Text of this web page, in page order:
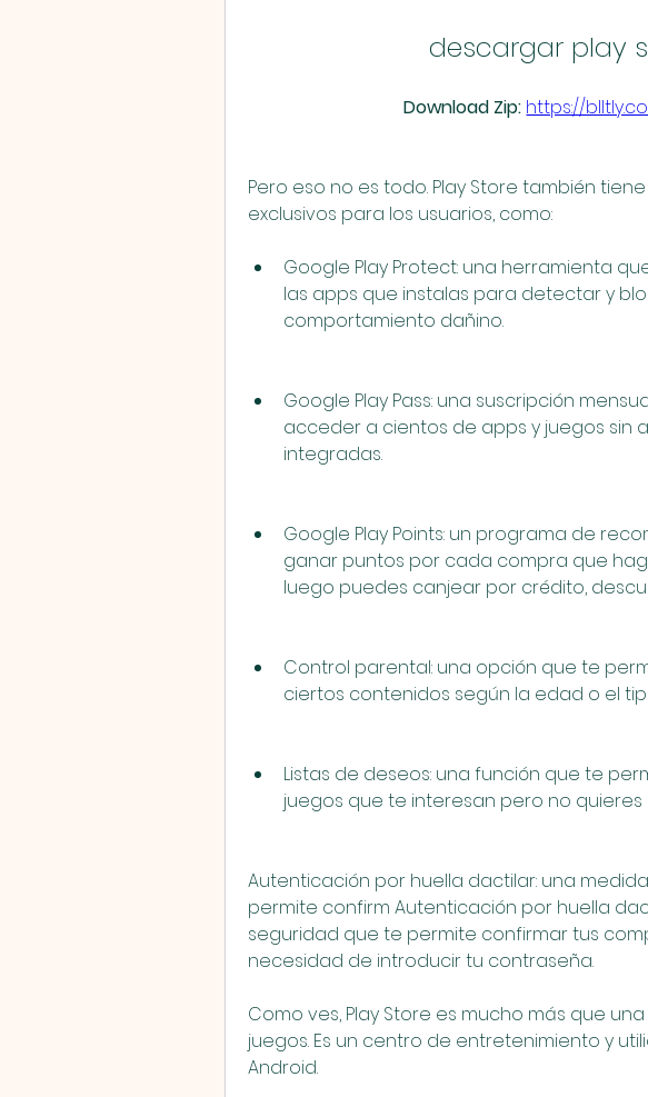
descargar play
Download Zip: https://
Pero eso no es todo. Play Store también
exclusivos para los usuarios, como:
Google Play Protect: una herramienta
las apps que instalas para detectar y
comportamiento dañino.
Google Play Pass: una suscripción
acceder a cientos de apps y juegos sin
integradas.
Google Play Points: un programa de
ganar puntos por cada compra que
luego puedes canjear por crédito,
Control parental: una opción que te
ciertos contenidos según la edad o el
Listas de deseos: una función que te
juegos que te interesan pero no
Autenticación por huella dactilar: una
permite confirm Autenticación por huella
seguridad que te permite confirmar tus
necesidad de introducir tu contraseña.
Como ves, Play Store es mucho más que
juegos. Es un centro de entretenimiento y
Android.